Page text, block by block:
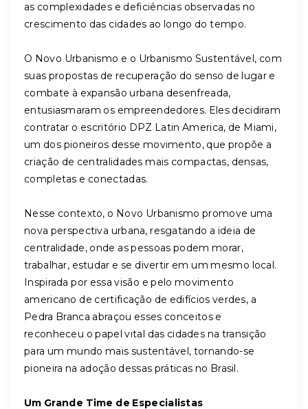
as complexidades e deficiências observadas no
crescimento das cidades ao longo do tempo.
O Novo Urbanismo e o Urbanismo Sustentável, com
suas propostas de recuperação do senso de lugar e
combate à expansão urbana desenfreada,
entusiasmaram os empreendedores. Eles decidiram
contratar o escritório DPZ Latin America, de Miami,
um dos pioneiros desse movimento, que propõe a
criação de centralidades mais compactas, densas,
completas e conectadas.
Nesse contexto, o Novo Urbanismo promove uma
nova perspectiva urbana, resgatando a ideia de
centralidade, onde as pessoas podem morar,
trabalhar, estudar e se divertir em um mesmo local.
Inspirada por essa visão e pelo movimento
americano de certificação de edifícios verdes, a
Pedra Branca abraçou esses conceitos e
reconheceu o papel vital das cidades na transição
para um mundo mais sustentável, tornando-se
pioneira na adoção dessas práticas no Brasil.
Um Grande Time de Especialistas